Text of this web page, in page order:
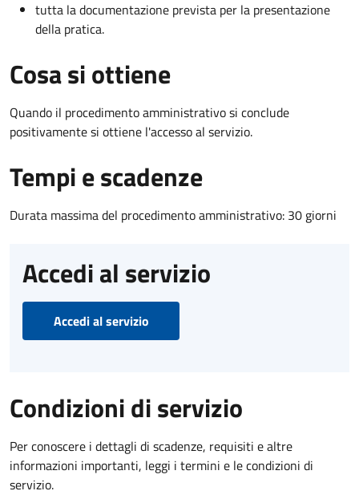
tutta la documentazione prevista per la presentazione
della pratica.
Cosa si ottiene
Quando il procedimento amministrativo si conclude
positivamente si ottiene l'accesso al servizio.
Tempi e scadenze
Durata massima del procedimento amministrativo: 30 giorni
Accedi al servizio
Accedi al servizio
Condizioni di servizio
Per conoscere i dettagli di scadenze, requisiti e altre
informazioni importanti, leggi i termini e le condizioni di
servizio.